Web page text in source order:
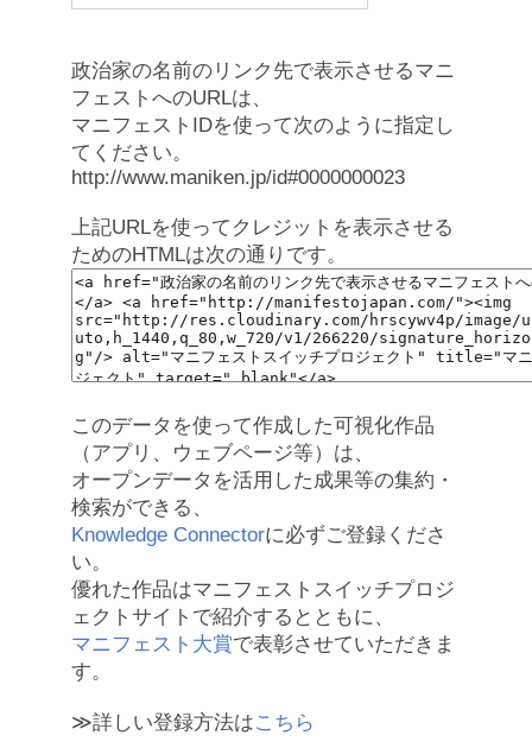
政治家の名前のリンク先で表示させるマニ
フェストへのURLは、
マニフェストIDを使って次のように指定し
てください。
http://www.maniken.jp/id#0000000023
上記URLを使ってクレジットを表示させる
ためのHTMLは次の通りです。
このデータを使って作成した可視化作品
（アプリ、ウェブページ等）は、
オープンデータを活用した成果等の集約・
検索ができる、
Knowledge Connectorに必ずご登録くださ
い。
優れた作品はマニフェストスイッチプロジ
ェクトサイトで紹介するとともに、
マニフェスト大賞で表彰させていただきま
す。
≫詳しい登録方法はこちら